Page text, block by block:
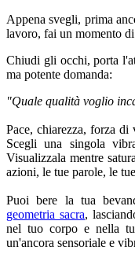
Appena svegli, prima
lavoro, fai un momento
Chiudi gli occhi, porta
ma potente domanda:
"Quale qualità voglio
Pace, chiarezza, forza di
Scegli una singola
Visualizzala mentre
azioni, le tue parole, le
Puoi bere la tua
geometria sacra,
nel tuo corpo e nella
un'ancora sensoriale e